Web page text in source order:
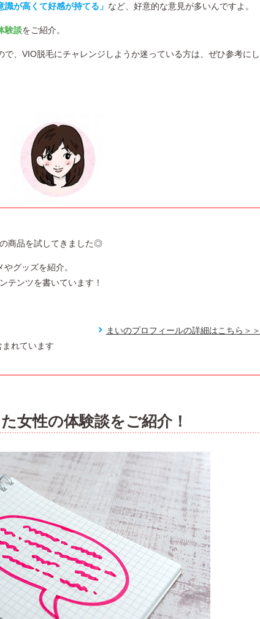
識が高くて好感が持てる」 など、好意的な意見が多いんですよ。
験談をご紹介。
で、VIO脱毛にチャレンジしようか迷っている方は、ぜひ参考に
商品を試してきました◎
グッズを紹介。
テンツを書いています！
まいのプロフィールの詳細はこちら＞＞
まれています
女性の体験談をご紹介！